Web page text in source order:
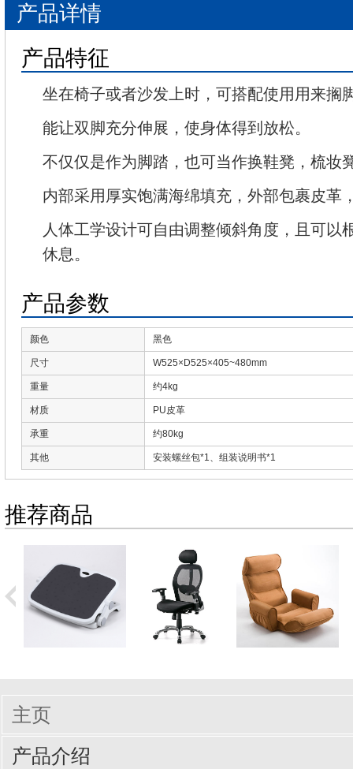
产品详情
产品特征
坐在椅子或者沙发上时，可搭配使用用来搁
能让双脚充分伸展，使身体得到放松。
不仅仅是作为脚踏，也可当作换鞋凳，梳妆
内部采用厚实饱满海绵填充，外部包裹皮革
人体工学设计可自由调整倾斜角度，且可以
休息。
产品参数
颜色 黑色
尺寸 W525×D525×405~480mm
重量 约4kg
材质 PU皮革
承重 约80kg
其他 安装螺丝包*1、组装说明书*1
推荐商品
主页
产品介绍